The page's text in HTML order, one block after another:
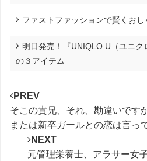
ファストファッションで賢くおし
明日発売！『UNIQLO U（ユニ
の３アイテム
PREV
そこの貴兄、それ、勘違いです
または新卒ガールとの恋は言っ
NEXT
元管理栄養士、アラサー女